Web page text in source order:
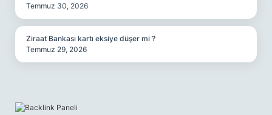
Temmuz 30, 2026
Ziraat Bankası kartı eksiye düşer mi ?
Temmuz 29, 2026